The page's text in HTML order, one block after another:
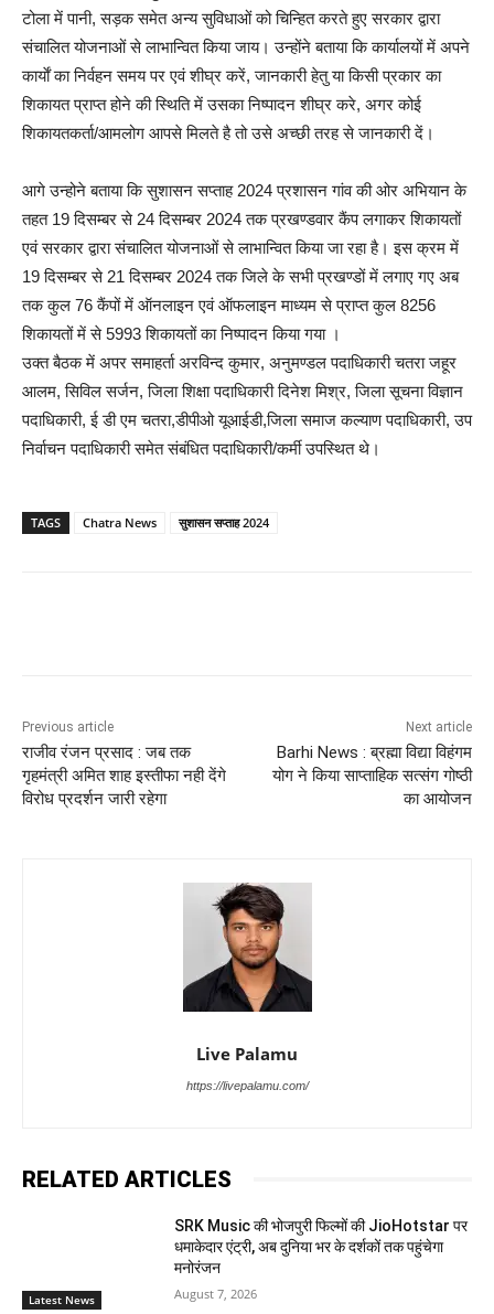
टोला में पानी, सड़क समेत अन्य सुविधाओं को चिन्हित करते हुए सरकार द्वारा
संचालित योजनाओं से लाभान्वित किया जाय। उन्होंने बताया कि कार्यालयों में अपने
कार्याें का निर्वहन समय पर एवं शीघ्र करें, जानकारी हेतु या किसी प्रकार का
शिकायत प्राप्त होने की स्थिति में उसका निष्पादन शीघ्र करे, अगर कोई
शिकायतकर्ता/आमलोग आपसे मिलते है तो उसे अच्छी तरह से जानकारी दें।
आगे उन्होने बताया कि सुशासन सप्ताह 2024 प्रशासन गांव की ओर अभियान के
तहत 19 दिसम्बर से 24 दिसम्बर 2024 तक प्रखण्डवार कैंप लगाकर शिकायतों
एवं सरकार द्वारा संचालित योजनाओं से लाभान्वित किया जा रहा है। इस क्रम में
19 दिसम्बर से 21 दिसम्बर 2024 तक जिले के सभी प्रखण्डों में लगाए गए अब
तक कुल 76 कैंपों में ऑनलाइन एवं ऑफलाइन माध्यम से प्राप्त कुल 8256
शिकायतों में से 5993 शिकायतों का निष्पादन किया गया ।
उक्त बैठक में अपर समाहर्ता अरविन्द कुमार, अनुमण्डल पदाधिकारी चतरा जहूर
आलम, सिविल सर्जन, जिला शिक्षा पदाधिकारी दिनेश मिश्र, जिला सूचना विज्ञान
पदाधिकारी, ई डी एम चतरा,डीपीओ यूआईडी,जिला समाज कल्याण पदाधिकारी, उप
निर्वाचन पदाधिकारी समेत संबंधित पदाधिकारी/कर्मी उपस्थित थे।
TAGS Chatra News सुशासन सप्ताह 2024
Previous article
राजीव रंजन प्रसाद : जब तक
गृहमंत्री अमित शाह इस्तीफा नही देंगे
विरोध प्रदर्शन जारी रहेगा
Next article
Barhi News : ब्रह्मा विद्या विहंगम
योग ने किया साप्ताहिक सत्संग गोष्ठी
का आयोजन
Live Palamu
https://livepalamu.com/
RELATED ARTICLES
Latest News
SRK Music की भोजपुरी फिल्मों की JioHotstar पर
धमाकेदार एंट्री, अब दुनिया भर के दर्शकों तक पहुंचेगा
मनोरंजन
August 7, 2026